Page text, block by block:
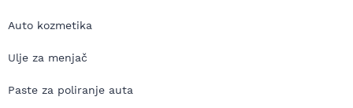
Auto kozmetika
Ulje za menjač
Paste za poliranje auta